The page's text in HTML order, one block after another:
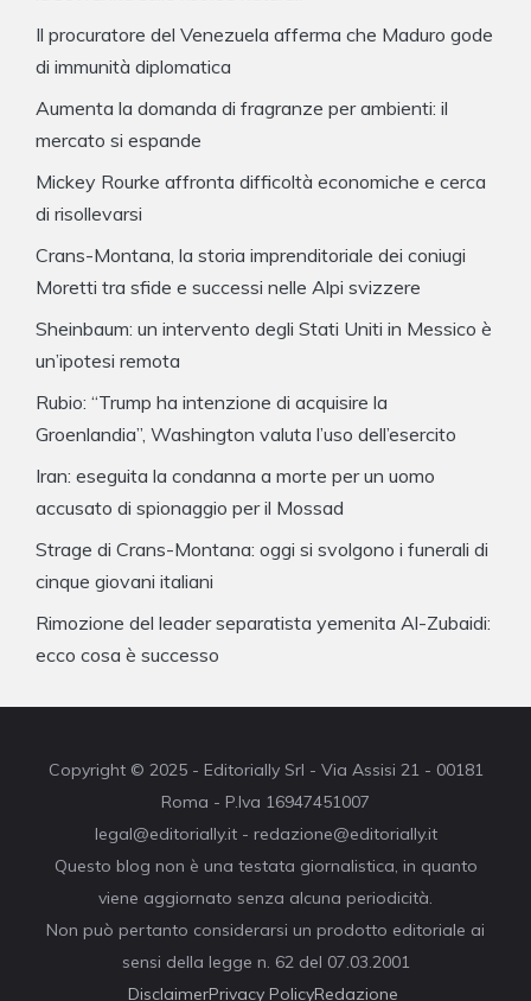
Il procuratore del Venezuela afferma che Maduro gode
di immunità diplomatica
Aumenta la domanda di fragranze per ambienti: il
mercato si espande
Mickey Rourke affronta difficoltà economiche e cerca
di risollevarsi
Crans-Montana, la storia imprenditoriale dei coniugi
Moretti tra sfide e successi nelle Alpi svizzere
Sheinbaum: un intervento degli Stati Uniti in Messico è
un’ipotesi remota
Rubio: “Trump ha intenzione di acquisire la
Groenlandia”, Washington valuta l’uso dell’esercito
Iran: eseguita la condanna a morte per un uomo
accusato di spionaggio per il Mossad
Strage di Crans-Montana: oggi si svolgono i funerali di
cinque giovani italiani
Rimozione del leader separatista yemenita Al-Zubaidi:
ecco cosa è successo
Copyright © 2025 - Editorially Srl - Via Assisi 21 - 00181
Roma - P.Iva 16947451007
legal@editorially.it - redazione@editorially.it
Questo blog non è una testata giornalistica, in quanto
viene aggiornato senza alcuna periodicità.
Non può pertanto considerarsi un prodotto editoriale ai
sensi della legge n. 62 del 07.03.2001
DisclaimerPrivacy PolicyRedazione